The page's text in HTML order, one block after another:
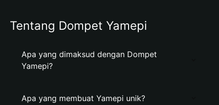
Tentang Dompet Yamepi
Apa yang dimaksud dengan Dompet
Yamepi?
Apa yang membuat Yamepi unik?